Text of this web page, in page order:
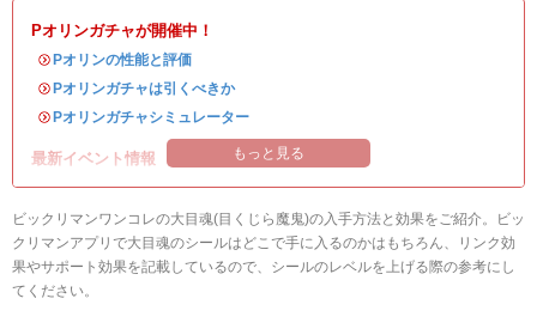
Pオリンガチャが開催中！
・Pオリンの性能と評価
・Pオリンガチャは引くべきか
・Pオリンガチャシミュレーター
最新イベント情報 もっと見る
ビックリマンワンコレの大目魂(目くじら魔鬼)の入手方法と効果をご紹介。ビッ
クリマンアプリで大目魂のシールはどこで手に入るのかはもちろん、リンク効
果やサポート効果を記載しているので、シールのレベルを上げる際の参考にし
てください。